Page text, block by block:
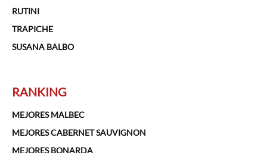
RUTINI
TRAPICHE
SUSANA BALBO
RANKING
MEJORES MALBEC
MEJORES CABERNET SAUVIGNON
MEJORES BONARDA